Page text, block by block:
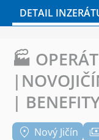
DETAIL
🏭
|
Nový Jičín